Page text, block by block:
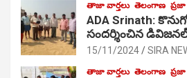
తాజా వార్తలు తెలంగాణ
ADA Srinath:
సంద‌ర్శించిన
15/11/2024 SIRA
తాజా వార్తలు తెలంగాణ